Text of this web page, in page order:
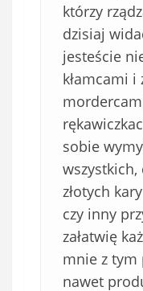
którzy
dzisiaj
jesteście
kłamcami i
sobie
złotych
czy inny
załatwię
mnie z tym
nawet